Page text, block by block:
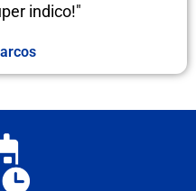
indico!"